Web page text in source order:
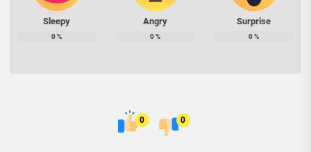
Sleepy
0%
Angry
0%
Surprise
0%
0 0